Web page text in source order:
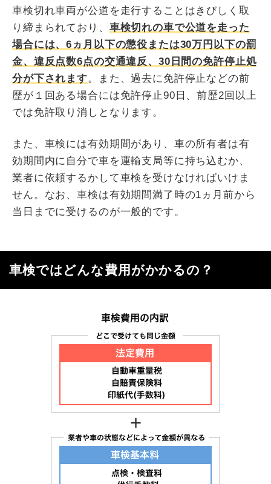
車検切れ車両が公道を走行することはきびしく取
り締まられており、 車検切れの車で公道を走った
場合には、6ヵ月以下の懲役または30万円以下の罰
金、違反点数6点の交通違反、30日間の免許停止処
分が下されます。また、過去に免許停止などの前
歴が１回ある場合には免許停止90日、前歴2回以上
では免許取り消しとなります。
また、車検には有効期間があり、車の所有者は有
効期間内に自分で車を運輸支局等に持ち込むか、
業者に依頼するかして車検を受けなければいけま
せん。なお、車検は有効期間満了時の1ヵ月前から
当日までに受けるのが一般的です。
車検ではどんな費用がかかるの？